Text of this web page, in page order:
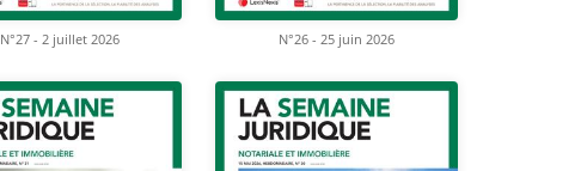
N°27 - 2 juillet 2026 N°26 - 25 juin 2026